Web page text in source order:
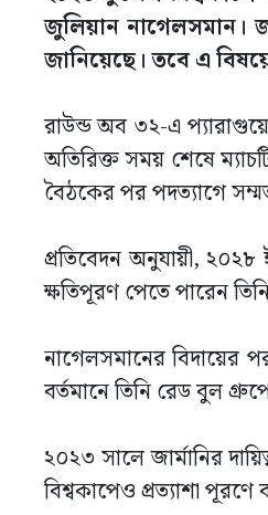
জুলিয়ান নাগেলসমান।
জানিয়েছে। তবে এ
রাউন্ড অব ৩২-এ
অতিরিক্ত সময় শেষে
বৈঠকের পর পদত্যাগে
প্রতিবেদন অনুযায়ী, ২০২৮
ক্ষতিপূরণ পেতে পারেন
নাগেলসমানের বিদায়ের
বর্তমানে তিনি রেড বুল
২০২৩ সালে জার্মানির
বিশ্বকাপেও প্রত্যাশা পূরণে